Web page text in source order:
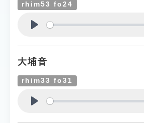
rhim53 fo24
大埔音
rhim33 fo31